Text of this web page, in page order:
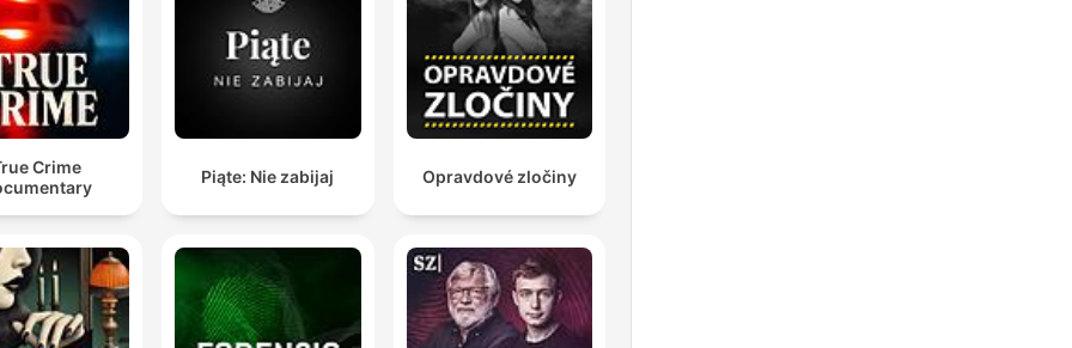
skazany na 30 lat, ale po 15 miesiącach za kratami w
spektakularnej akcji razem z innymi osadzonymi wziął
na zakładnika strażnika i uciekł z więzienia dzięki
drabinie linowej.
Biggsa, jednego z najbardziej znanych członków gangu.
Crime
Piąte: Nie zabijaj Opravdové zločiny